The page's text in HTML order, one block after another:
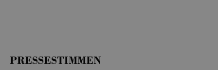
PRESSESTIMMEN